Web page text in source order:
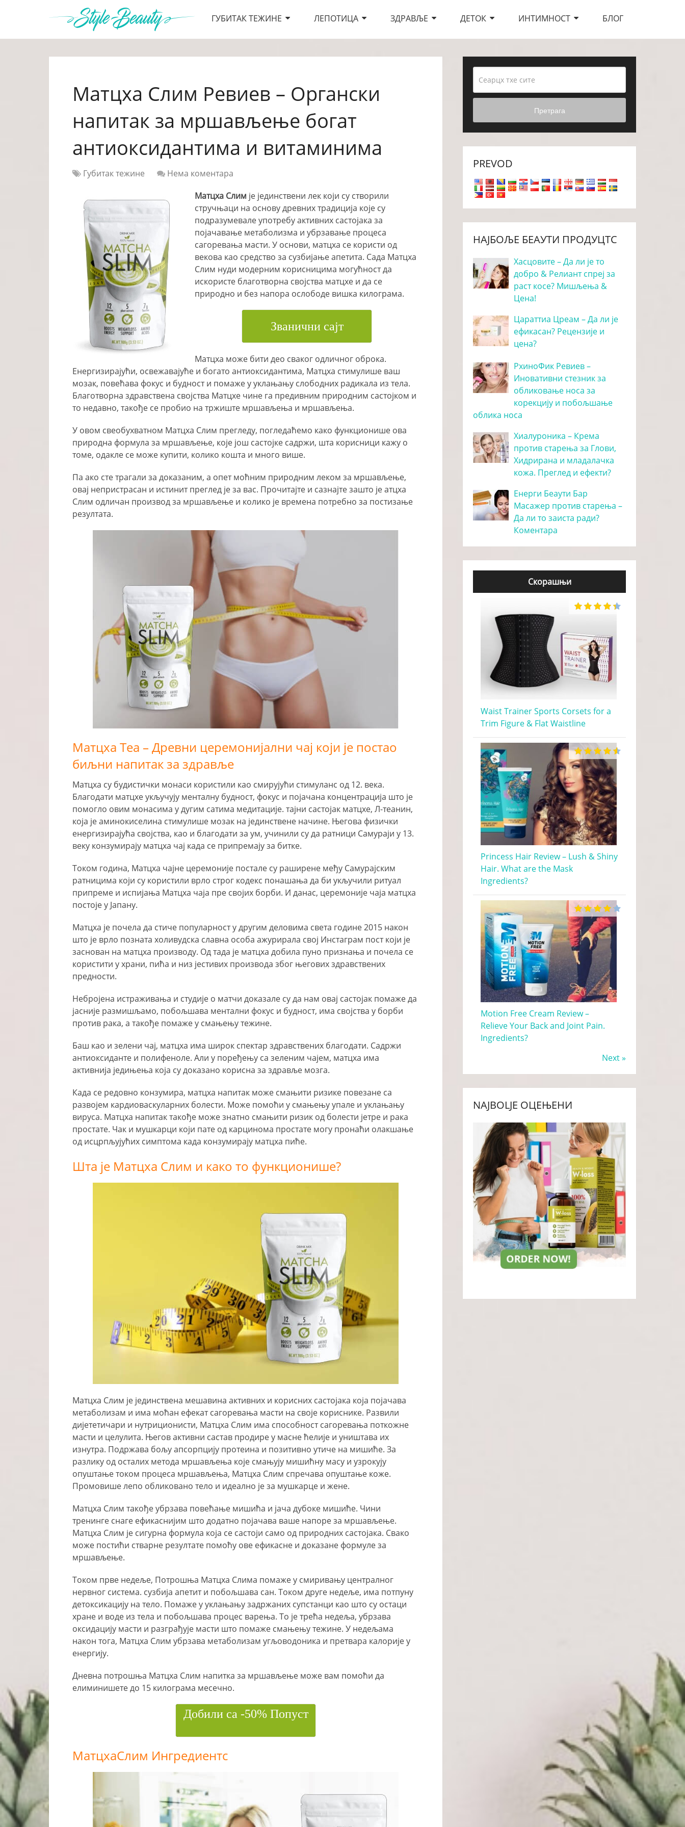
ГУБИТАК ТЕЖИНЕ ЛЕПОТИЦА ЗДРАВЉЕ ДЕТОК ИНТИМНОСТ БЛОГ
Матцха Слим Ревиев – Органски
напитак за мршављење богат
антиоксидантима и витаминима
Губитак тежине
Нема коментара
Матцха Слим је јединствени лек који су створили
стручњаци на основу древних традиција које су
подразумевале употребу активних састојака за
појачавање метаболизма и убрзавање процеса
сагоревања масти. У основи, матцха се користи од
векова као средство за сузбијање апетита. Сада Матцха
Слим нуди модерним корисницима могућност да
искористе благотворна својства матцхе и да се
природно и без напора ослободе вишка килограма.
Званични сајт
Матцха може бити део сваког одличног оброка.
Енергизирајући, освежавајуће и богато антиоксидантима, Матцха стимулише ваш
мозак, повећава фокус и будност и помаже у уклањању слободних радикала из тела.
Благотворна здравствена својства Матцхе чине га предивним природним састојком и
то недавно, такође се пробио на тржиште мршављења и мршављења.
У овом свеобухватном Матцха Слим прегледу, погледаћемо како функционише ова
природна формула за мршављење, које још састојке садржи, шта корисници кажу о
томе, одакле се може купити, колико кошта и много више.
Па ако сте трагали за доказаним, а опет моћним природним леком за мршављење,
овај непристрасан и истинит преглед је за вас. Прочитајте и сазнајте зашто је атцха
Слим одличан производ за мршављење и колико је времена потребно за постизање
резултата.
Матцха Теа – Древни церемонијални чај који је постао
биљни напитак за здравље
Матцха су будистички монаси користили као смирујући стимуланс од 12. века.
Благодати матцхе укључују менталну будност, фокус и појачана концентрација што је
помогло овим монасима у дугим сатима медитације. тајни састојак матцхе, Л-теанин,
која је аминокиселина стимулише мозак на јединствене начине. Његова физички
енергизирајућа својства, као и благодати за ум, учинили су да ратници Самураји у 13.
веку конзумирају матцха чај када се припремају за битке.
Током година, Матцха чајне церемоније постале су раширене међу Самурајским
ратницима који су користили врло строг кодекс понашања да би укључили ритуал
припреме и испијања Матцха чаја пре својих борби. И данас, церемоније чаја матцха
постоје у Јапану.
Матцха је почела да стиче популарност у другим деловима света године 2015 након
што је врло позната холивудска славна особа ажурирала свој Инстаграм пост који је
заснован на матцха производу. Од тада је матцха добила пуно признања и почела се
користити у храни, пића и низ јестивих производа због његових здравствених
предности.
Небројена истраживања и студије о матчи доказале су да нам овај састојак помаже да
јасније размишљамо, побољшава ментални фокус и будност, има својства у борби
против рака, а такође помаже у смањењу тежине.
Баш као и зелени чај, матцха има широк спектар здравствених благодати. Садржи
антиоксиданте и полифеноле. Али у поређењу са зеленим чајем, матцха има
активнија једињења која су доказано корисна за здравље мозга.
Када се редовно конзумира, матцха напитак може смањити ризике повезане са
развојем кардиоваскуларних болести. Може помоћи у смањењу упале и уклањању
вируса. Матцха напитак такође може знатно смањити ризик од болести јетре и рака
простате. Чак и мушкарци који пате од карцинома простате могу пронаћи олакшање
од исцрпљујућих симптома када конзумирају матцха пиће.
Шта је Матцха Слим и како то функционише?
Матцха Слим је јединствена мешавина активних и корисних састојака која појачава
метаболизам и има моћан ефекат сагоревања масти на своје кориснике. Развили
дијететичари и нутриционисти, Матцха Слим има способност сагоревања поткожне
масти и целулита. Његов активни састав продире у масне ћелије и уништава их
изнутра. Подржава бољу апсорпцију протеина и позитивно утиче на мишиће. За
разлику од осталих метода мршављења које смањују мишићну масу и узрокују
опуштање током процеса мршављења, Матцха Слим спречава опуштање коже.
Промовише лепо обликовано тело и идеално је за мушкарце и жене.
Матцха Слим такође убрзава повећање мишића и јача дубоке мишиће. Чини
тренинге снаге ефикаснијим што додатно појачава ваше напоре за мршављење.
Матцха Слим је сигурна формула која се састоји само од природних састојака. Свако
може постићи стварне резултате помоћу ове ефикасне и доказане формуле за
мршављење.
Током прве недеље, Потрошња Матцха Слима помаже у смиривању централног
нервног система. сузбија апетит и побољшава сан. Током друге недеље, има потпуну
детоксикацију на тело. Помаже у уклањању задржаних супстанци као што су остаци
хране и воде из тела и побољшава процес варења. То је трећа недеља, убрзава
оксидацију масти и разграђује масти што помаже смањењу тежине. У недељама
након тога, Матцха Слим убрзава метаболизам угљоводоника и претвара калорије у
енергију.
Дневна потрошња Матцха Слим напитка за мршављење може вам помоћи да
елиминишете до 15 килограма месечно.
Добили са -50% Попуст
МатцхаСлим Ингредиентс
Претрага
PREVOD
НАЈБОЉЕ БЕАУТИ ПРОДУЦТС
Хасцовите – Да ли је то
добро & Релиант спреј за
раст косе? Мишљења &
Цена!
Цараттиа Цреам – Да ли је
ефикасан? Рецензије и
цена?
РхиноФик Ревиев –
Иновативни стезник за
обликовање носа за
корекцију и побољшање
облика носа
Хиалуроника – Крема
против старења за Глови,
Хидрирана и младалачка
кожа. Преглед и ефекти?
Енерги Беаути Бар
Масажер против старења –
Да ли то заиста ради?
Коментара
Скорашњи
Waist Trainer Sports Corsets for a
Trim Figure & Flat Waistline
Princess Hair Review – Lush & Shiny
Hair. What are the Mask
Ingredients?
Motion Free Cream Review –
Relieve Your Back and Joint Pain.
Ingredients?
Next »
NAJBOLJE ОЦЕЊЕНИ